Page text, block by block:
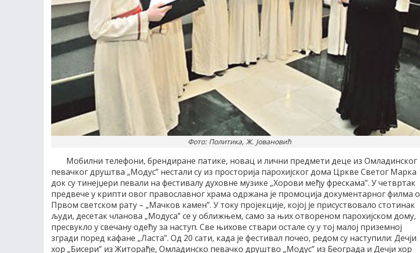
Фото: Политика, Ж. Јовановић
Мобилни телефони, брендиране патике, новац и лични предмети деце из Омладинског
певачког друштва „Модус” нестали су из просторија парохијског дома Црквe Светог Марка
док су тинејџери певали на фестивалу духовне музике „Хорови међу фрескама”. У четвртак
предвече у крипти овог православног храма одржана je промоција документарног филма о
Првом светском рату – „Мачков камен”. У току пројекције, којој је присуствовало стотинак
људи, десетак чланова „Модуса” се у оближњем, само за њих отвореном парохијском дому,
пресвукло у свечану одећу за наступ. Све њихове ствари остале су у тој малој приземној
згради поред кафане „Ласта”. Oд 20 сати, када је фестивал почео, редом су наступили: Дечји
хор „Бисери” из Житорађе, Омладинско певачко друштво „Модус” из Београда и Дечји хор